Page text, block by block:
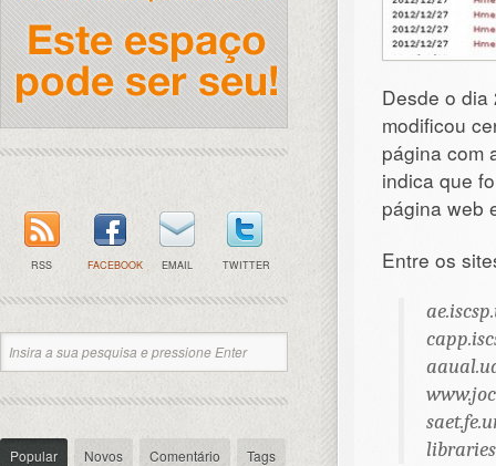
Desde o dia
modificou
página com
indica que
página web
Entre os
RSS FACEBOOK EMAIL TWITTER
Popular Novos Comentário Tags